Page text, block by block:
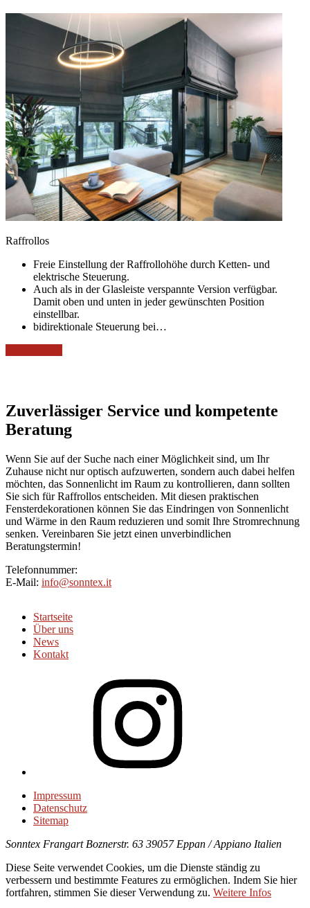
Raffrollos
Freie Einstellung der Raffrollohöhe durch Ketten- und
elektrische Steuerung.
Auch als in der Glasleiste verspannte Version verfügbar.
Damit oben und unten in jeder gewünschten Position
einstellbar.
bidirektionale Steuerung bei…
Zuverlässiger Service und kompetente
Beratung
Wenn Sie auf der Suche nach einer Möglichkeit sind, um Ihr
Zuhause nicht nur optisch aufzuwerten, sondern auch dabei helfen
möchten, das Sonnenlicht im Raum zu kontrollieren, dann sollten
Sie sich für Raffrollos entscheiden. Mit diesen praktischen
Fensterdekorationen können Sie das Eindringen von Sonnenlicht
und Wärme in den Raum reduzieren und somit Ihre Stromrechnung
senken. Vereinbaren Sie jetzt einen unverbindlichen
Beratungstermin!
Telefonnummer:
E-Mail: info@sonntex.it
Startseite
Über uns
News
Kontakt
Impressum
Datenschutz
Sitemap
Sonntex Frangart Boznerstr. 63 39057 Eppan / Appiano Italien
Diese Seite verwendet Cookies, um die Dienste ständig zu
verbessern und bestimmte Features zu ermöglichen. Indem Sie hier
fortfahren, stimmen Sie dieser Verwendung zu. Weitere Infos